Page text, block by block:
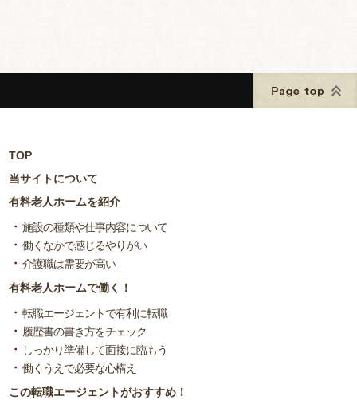
TOP
当サイトについて
有料老人ホームを紹介
施設の種類や仕事内容について
働くなかで感じるやりがい
介護職は需要が高い
有料老人ホームで働く！
転職エージェントで有利に転職
履歴書の書き方をチェック
しっかり準備して面接に臨もう
働くうえで必要な心構え
この転職エージェントがおすすめ！